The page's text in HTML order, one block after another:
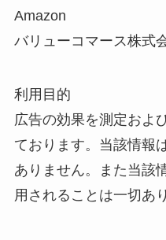
Amazon
バリューコマース株式
利用目的
広告の効果を測定およ
ております。当該情報
ありません。また当該
用されることは一切あ